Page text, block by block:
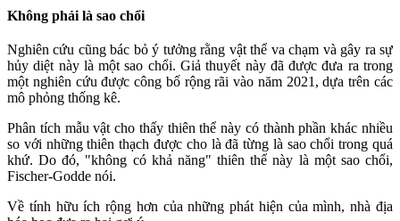
Không phải là sao chổi
Nghiên cứu cũng bác bỏ ý tưởng rằng vật thể va chạm và gây ra sự
hủy diệt này là một sao chổi. Giả thuyết này đã được đưa ra trong
một nghiên cứu được công bố rộng rãi vào năm 2021, dựa trên các
mô phỏng thống kê.
Phân tích mẫu vật cho thấy thiên thể này có thành phần khác nhiều
so với những thiên thạch được cho là đã từng là sao chổi trong quá
khứ. Do đó, "không có khả năng" thiên thể này là một sao chổi,
Fischer-Godde nói.
Về tính hữu ích rộng hơn của những phát hiện của mình, nhà địa